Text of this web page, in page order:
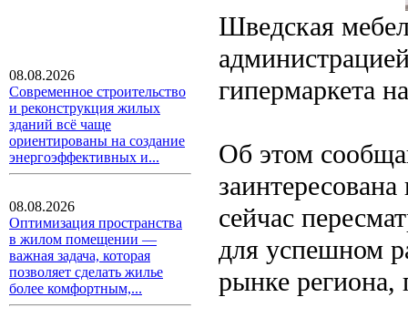
08.08.2026
Современное строительство
и реконструкция жилых
зданий всё чаще
ориентированы на создание
энергоэффективных и...
08.08.2026
Оптимизация пространства
в жилом помещении —
важная задача, которая
позволяет сделать жилье
более комфортным,...
Шведская
гипермаркета
Об этом
сейчас
для успешном
рынке региона,